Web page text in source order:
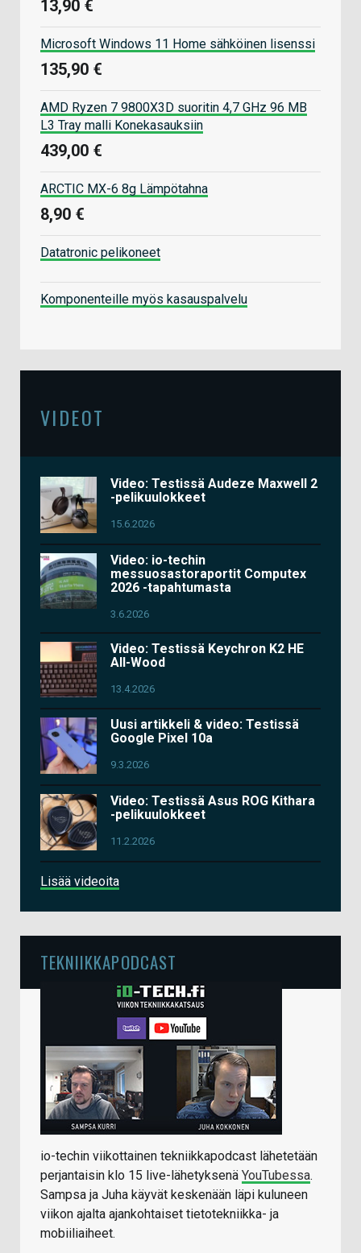
13,90 €
Microsoft Windows 11 Home sähköinen lisenssi
135,90 €
AMD Ryzen 7 9800X3D suoritin 4,7 GHz 96 MB
L3 Tray malli Konekasauksiin
439,00 €
ARCTIC MX-6 8g Lämpötahna
8,90 €
Datatronic pelikoneet
Komponenteille myös kasauspalvelu
VIDEOT
Video: Testissä Audeze Maxwell 2
-pelikuulokkeet
15.6.2026
Video: io-techin
messuosastoraportit Computex
2026 -tapahtumasta
3.6.2026
Video: Testissä Keychron K2 HE
All-Wood
13.4.2026
Uusi artikkeli & video: Testissä
Google Pixel 10a
9.3.2026
Video: Testissä Asus ROG Kithara
-pelikuulokkeet
11.2.2026
Lisää videoita
TEKNIIKKAPODCAST
io-techin viikottainen tekniikkapodcast lähetetään
perjantaisin klo 15 live-lähetyksenä YouTubessa.
Sampsa ja Juha käyvät keskenään läpi kuluneen
viikon ajalta ajankohtaiset tietotekniikka- ja
mobiiliaiheet.